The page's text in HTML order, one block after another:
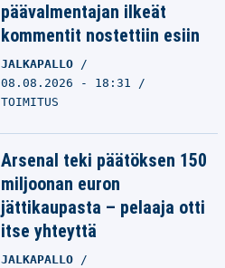
päävalmentajan ilkeät
kommentit nostettiin esiin
JALKAPALLO
08.08.2026 - 18:31
TOIMITUS
Arsenal teki päätöksen 150
miljoonan euron
jättikaupasta – pelaaja otti
itse yhteyttä
JALKAPALLO